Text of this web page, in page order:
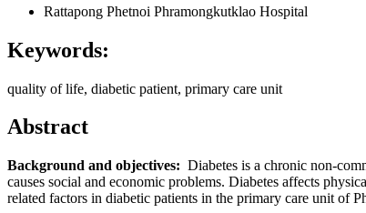
Rattapong Phetnoi Phramongkutklao Hospital
Keywords:
quality of life, diabetic patient, primary care unit
Abstract
Background and objectives: Diabetes is a chronic non-
causes social and economic problems. Diabetes affects
related factors in diabetic patients in the primary care unit of